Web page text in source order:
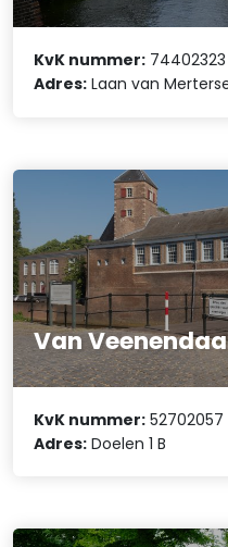
KvK nummer: 74402323
Adres: Laan van
Van
KvK nummer: 52702057
Adres: Doelen 1 B